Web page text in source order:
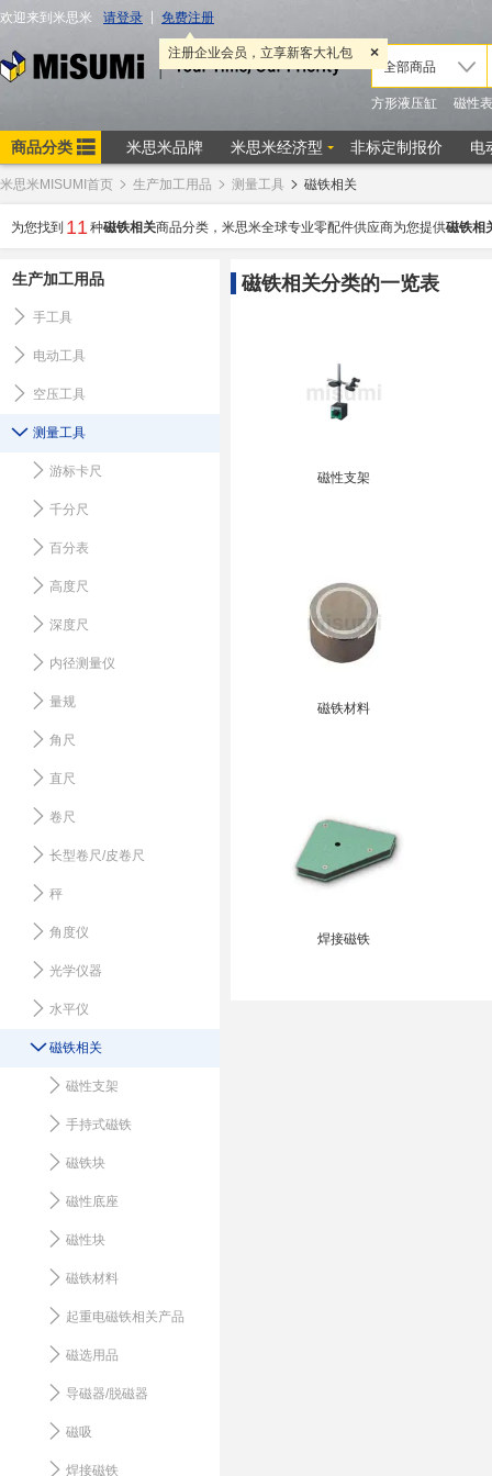
米思米MISUMI首页 生产加工用品 测量工具 磁铁相关
为您找到 11种磁铁相关商品分类，米思米全球专业零配件供应商为您提供磁铁相
生产加工用品
手工具
电动工具
空压工具
测量工具
游标卡尺
千分尺
百分表
高度尺
深度尺
内径测量仪
量规
角尺
直尺
卷尺
长型卷尺/皮卷尺
秤
角度仪
光学仪器
水平仪
磁铁相关
磁性支架
手持式磁铁
磁铁块
磁性底座
磁性块
磁铁材料
起重电磁铁相关产品
磁选用品
导磁器/脱磁器
磁吸
焊接磁铁
磁铁相关分类的一览表
磁性支架
磁铁材料
焊接磁铁